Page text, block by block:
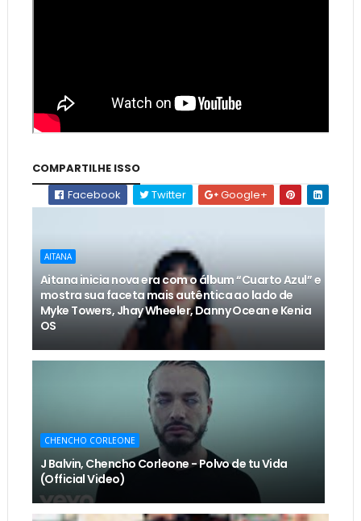
COMPARTILHE ISSO
Facebook
Twitter Google+
AITANA
Aitana inicia nova era com o álbum “Cuarto Azul” e
mostra sua faceta mais autêntica ao lado de
Myke Towers, Jhay Wheeler, Danny Ocean e Kenia
OS
CHENCHO CORLEONE
J Balvin, Chencho Corleone - Polvo de tu Vida
(Official Video)